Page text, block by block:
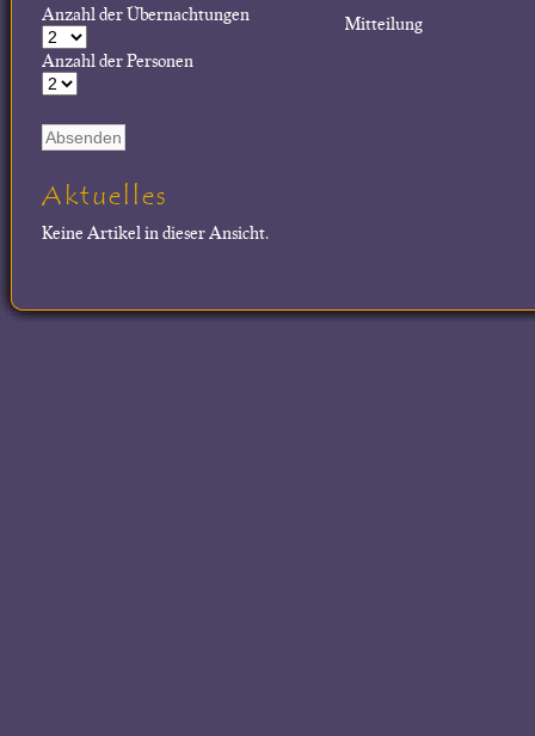
Mitteilung
Anzahl der Übernachtungen
Anzahl der Personen
Aktuelles
Keine Artikel in dieser Ansicht.